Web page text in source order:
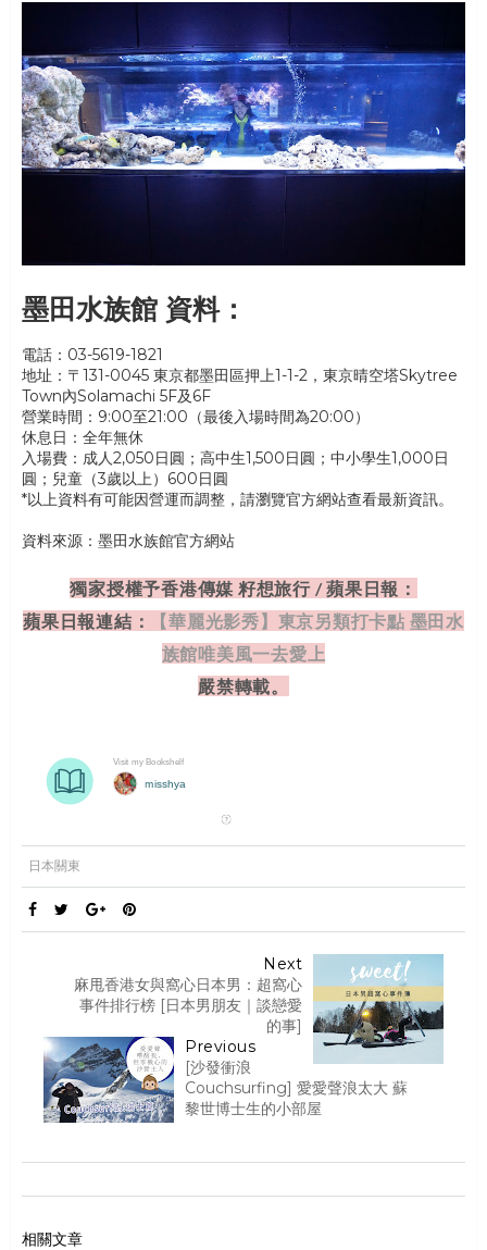
墨田水族館 資料：
電話：03-5619-1821
地址：〒131-0045 東京都墨田區押上1-1-2，東京晴空塔Skytree
Town內Solamachi 5F及6F
營業時間：9:00至21:00（最後入場時間為20:00）
休息日：全年無休
入場費：成人2,050日圓；高中生1,500日圓；中小學生1,000日
圓；兒童（3歲以上）600日圓
*以上資料有可能因營運而調整，請瀏覽官方網站查看最新資訊。
資料來源：墨田水族館官方網站
獨家授權予香港傳媒 籽想旅行 / 蘋果日報：
蘋果日報連結：
【華麗光影秀】東京另類打卡點 墨田水
族館唯美風一去愛上
嚴禁轉載。
日本關東
Next
麻甩香港女與窩心日本男：超窩心
事件排行榜 [日本男朋友｜談戀愛
的事]
Previous
[沙發衝浪
Couchsurfing] 愛愛聲浪太大 蘇
黎世博士生的小部屋
相關文章